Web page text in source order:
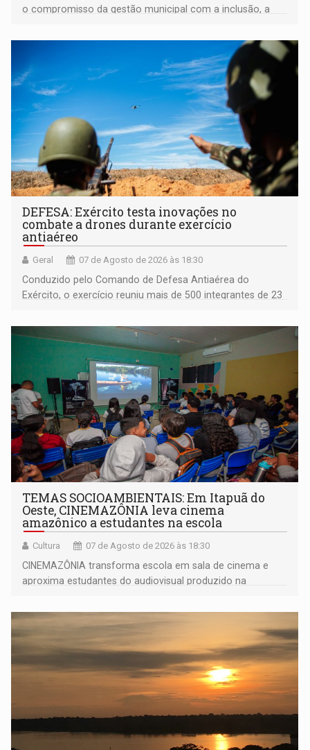
o compromisso da gestão municipal com a inclusão, a
DEFESA: Exército testa inovações no
combate a drones durante exercício
antiaéreo
Geral 07 de Agosto de 2026 às 18:30
Conduzido pelo Comando de Defesa Antiaérea do
Exército, o exercício reuniu mais de 500 integrantes de 23
TEMAS SOCIOAMBIENTAIS: Em Itapuã do
Oeste, CINEMAZÔNIA leva cinema
amazônico a estudantes na escola
Cultura 07 de Agosto de 2026 às 18:30
CINEMAZÔNIA transforma escola em sala de cinema e
aproxima estudantes do audiovisual produzido na